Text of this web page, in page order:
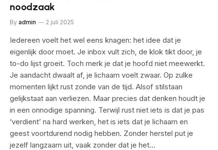
noodzaak
By admin 2 juli 2025
Iedereen voelt het wel eens knagen: het idee dat je
eigenlijk door moet. Je inbox vult zich, de klok tikt door, je
to-do lijst groeit. Toch merk je dat je hoofd niet meewerkt.
Je aandacht dwaalt af, je lichaam voelt zwaar. Op zulke
momenten lijkt rust zonde van de tijd. Alsof stilstaan
gelijkstaat aan verliezen. Maar precies dat denken houdt je
in een onnodige spanning. Terwijl rust niet iets is dat je pas
‘verdient’ na hard werken, het is iets dat je lichaam en
geest voortdurend nodig hebben. Zonder herstel put je
jezelf langzaam uit, vaak zonder dat je het…